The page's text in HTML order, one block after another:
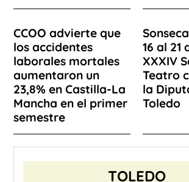
CCOO advierte que
los accidentes
laborales mortales
aumentaron un
23,8% en Castilla-La
Mancha en el primer
semestre
16 al 21
XXXIV
Teatro
la
Toledo
TOLEDO